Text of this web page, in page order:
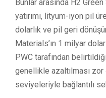
Bunlar arasında H2
yatırımı, lityum-iyon pil
dolarlık ve pil geri
Materials’ın 1 milyar
PWC tarafından
genellikle azaltılması
seviyeleriyle bağlantılı